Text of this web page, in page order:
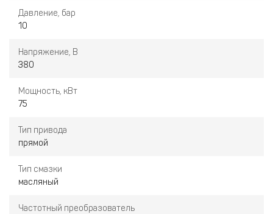
Давление, бар
10
Напряжение, В
380
Мощность, кВт
75
Тип привода
прямой
Тип смазки
масляный
Частотный преобразователь